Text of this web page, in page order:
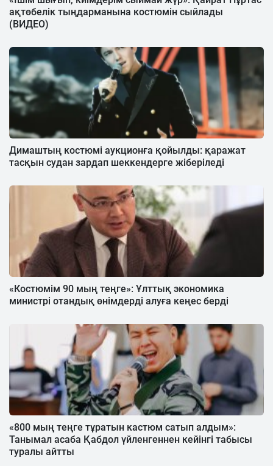
ақтөбелік тыңдарманына костюмін сыйлады
(ВИДЕО)
Димаштың костюмі аукционға қойылды: қаражат
тасқын судан зардап шеккендерге жіберіледі
«Костюмім 90 мың теңге»: Ұлттық экономика
министрі отандық өнімдерді алуға кеңес берді
«800 мың теңге тұратын кастюм сатып алдым»:
Танымал асаба Қабдол үйленгеннен кейінгі табысы
туралы айтты